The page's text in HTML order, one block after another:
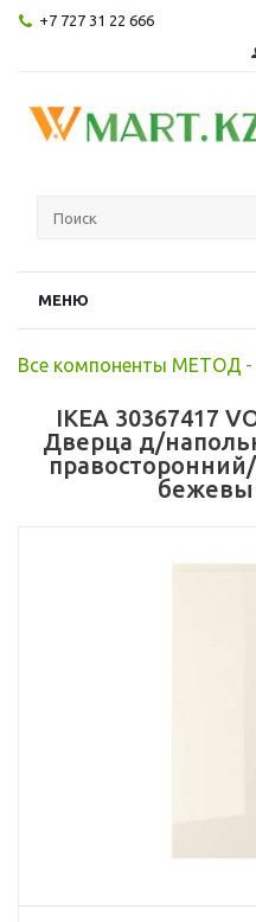
+7 727 31 22 666
МЕНЮ
Все компоненты МЕТОД -
IKEA 30367417
Дверца д/